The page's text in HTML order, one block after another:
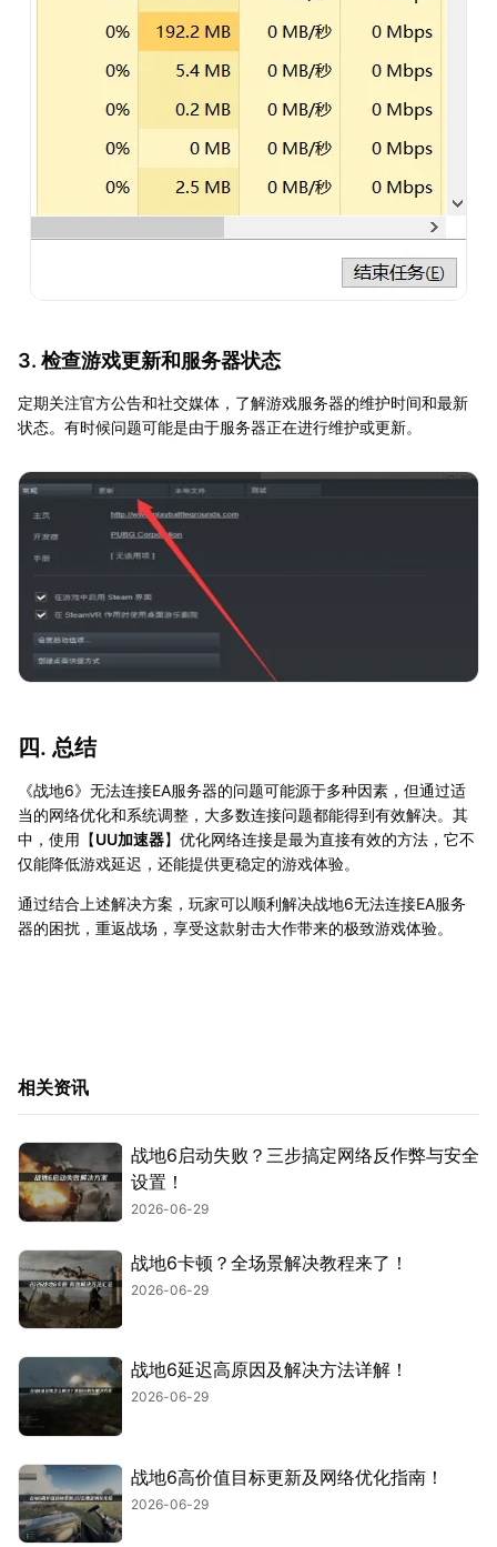
3. 检查游戏更新和服务器状态
定期关注官方公告和社交媒体，了解游戏服务器的维护时间和最新
状态。有时候问题可能是由于服务器正在进行维护或更新。
四. 总结
《战地6》无法连接EA服务器的问题可能源于多种因素，但通过适
当的网络优化和系统调整，大多数连接问题都能得到有效解决。其
中，使用【UU加速器】优化网络连接是最为直接有效的方法，它不
仅能降低游戏延迟，还能提供更稳定的游戏体验。
通过结合上述解决方案，玩家可以顺利解决战地6无法连接EA服务
器的困扰，重返战场，享受这款射击大作带来的极致游戏体验。
相关资讯
战地6启动失败？三步搞定网络反作弊与安全
设置！
2026-06-29
战地6卡顿？全场景解决教程来了！
2026-06-29
战地6延迟高原因及解决方法详解！
2026-06-29
战地6高价值目标更新及网络优化指南！
2026-06-29